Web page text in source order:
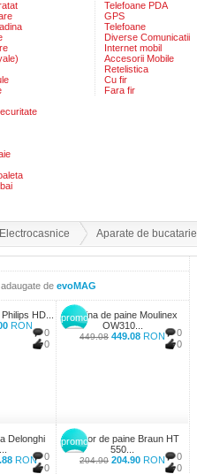
Telefoane PDA
GPS
Telefoane
Diverse Comunicatii
Internet mobil
Accesorii Mobile
Retelistica
Cu fir
Fara fir
Electrocasnice Aparate de bucatarie
de evoMAG
0
0
HD...
RON
promo
0
0
Masina de paine Moulinex
OW310...
449.08 449.08 RON
0
0
Delonghi
RON
promo
0
0
Prajitor de paine Braun HT
550...
204.90 204.90 RON